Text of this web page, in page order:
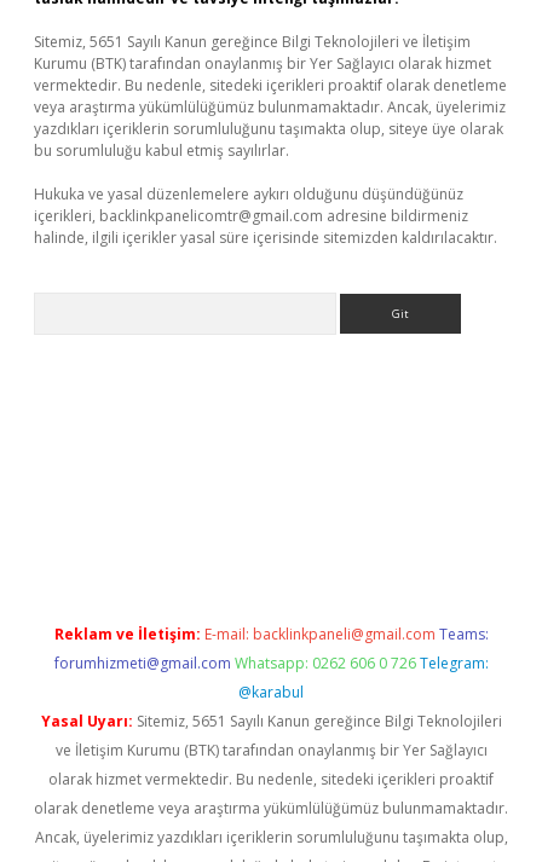
Sitemiz, 5651 Sayılı Kanun gereğince Bilgi Teknolojileri ve İletişim
Kurumu (BTK) tarafından onaylanmış bir Yer Sağlayıcı olarak hizmet
vermektedir. Bu nedenle, sitedeki içerikleri proaktif olarak denetleme
veya araştırma yükümlülüğümüz bulunmamaktadır. Ancak, üyelerimiz
yazdıkları içeriklerin sorumluluğunu taşımakta olup, siteye üye olarak
bu sorumluluğu kabul etmiş sayılırlar.
Hukuka ve yasal düzenlemelere aykırı olduğunu düşündüğünüz
içerikleri, backlinkpanelicomtr@gmail.com adresine bildirmeniz
halinde, ilgili içerikler yasal süre içerisinde sitemizden kaldırılacaktır.
Reklam ve İletişim: E-mail: backlinkpaneli@gmail.com Teams:
forumhizmeti@gmail.com Whatsapp: 0262 606 0 726 Telegram:
@karabul
Yasal Uyarı: Sitemiz, 5651 Sayılı Kanun gereğince Bilgi Teknolojileri
ve İletişim Kurumu (BTK) tarafından onaylanmış bir Yer Sağlayıcı
olarak hizmet vermektedir. Bu nedenle, sitedeki içerikleri proaktif
olarak denetleme veya araştırma yükümlülüğümüz bulunmamaktadır.
Ancak, üyelerimiz yazdıkları içeriklerin sorumluluğunu taşımakta olup,